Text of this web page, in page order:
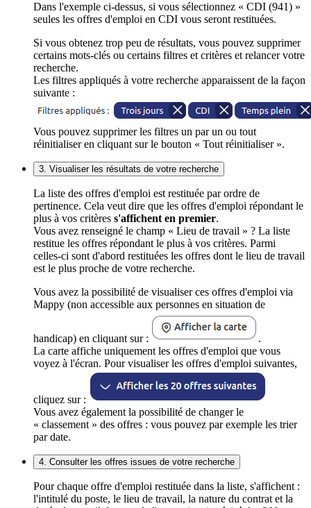
Dans l'exemple ci-dessus, si vous sélectionnez « CDI (941) »
seules les offres d'emploi en CDI vous seront restituées.
Si vous obtenez trop peu de résultats, vous pouvez supprimer
certains mots-clés ou certains filtres et critères et relancer votre
recherche.
Les filtres appliqués à votre recherche apparaissent de la façon
suivante :
Vous pouvez supprimer les filtres un par un ou tout
réinitialiser en cliquant sur le bouton « Tout réinitialiser ».
3. Visualiser les résultats de votre recherche
La liste des offres d'emploi est restituée par ordre de
pertinence. Cela veut dire que les offres d'emploi répondant le
plus à vos critères s'affichent en premier.
Vous avez renseigné le champ « Lieu de travail » ? La liste
restitue les offres répondant le plus à vos critères. Parmi
celles-ci sont d'abord restituées les offres dont le lieu de travail
est le plus proche de votre recherche.
Vous avez la possibilité de visualiser ces offres d'emploi via
Mappy (non accessible aux personnes en situation de
handicap) en cliquant sur :
.
La carte affiche uniquement les offres d'emploi que vous
voyez à l'écran. Pour visualiser les offres d'emploi suivantes,
cliquez sur :
Vous avez également la possibilité de changer le
« classement » des offres : vous pouvez par exemple les trier
par date.
4. Consulter les offres issues de votre recherche
Pour chaque offre d'emploi restituée dans la liste, s'affichent :
l'intitulé du poste, le lieu de travail, la nature du contrat et la